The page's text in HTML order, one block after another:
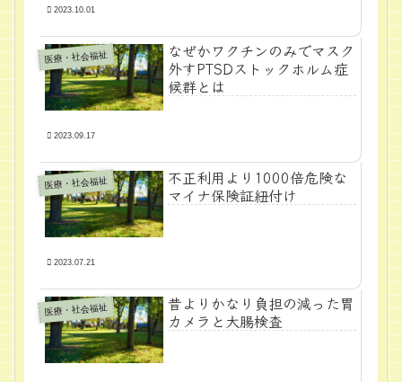
2023.10.01
医療・社会福祉
なぜかワクチンのみでマスク
外すPTSDストックホルム症
候群とは
2023.09.17
医療・社会福祉
不正利用より1000倍危険な
マイナ保険証紐付け
2023.07.21
医療・社会福祉
昔よりかなり負担の減った胃
カメラと大腸検査